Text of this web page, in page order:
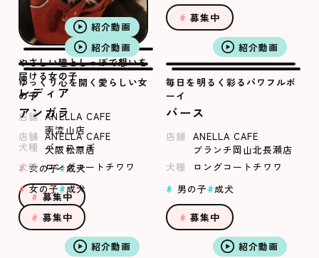
紹介動画
やさしい瞳としっぽで想いを
届ける女の子
レディア
店舗 ANELLA CAFE
南流山店
犬種
バーニーズ
女の子 成犬
募集中
募集中
紹介動画
ゆっくり心を開く愛らしい女
の子
アンガラ
店舗 ANELLA CAFE
大阪松原店
犬種 ロングコートチワワ
女の子 成犬
募集中
紹介動画
毎日を明るく彩るパワフルボ
ーイ
バース
店舗 ANELLA CAFE
ブランチ岡山北長瀬店
犬種
ロングコートチワワ
男の子
成犬
募集中
紹介動画 紹介動画